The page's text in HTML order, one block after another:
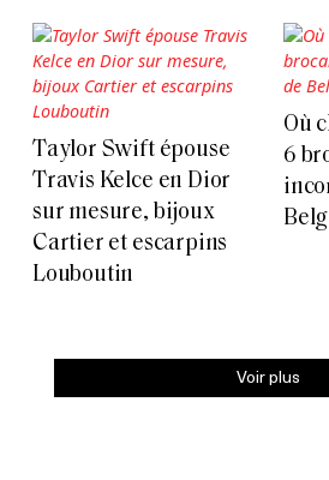
Taylor Swift épouse
Travis Kelce en Dior
sur mesure, bijoux
Cartier et escarpins
Louboutin
Où
6
Voir plus